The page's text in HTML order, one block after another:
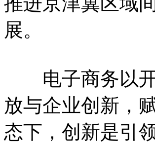
展。
电子商务以开
放与企业创新，
态下，创新是引